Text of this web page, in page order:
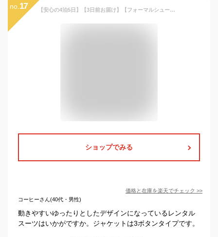
no. 17 【安心の4泊5日】【3日前お届け】【フォーマルシューズ・ベルト】【サイズ展開／ゆったりサイズのE体 140E 150E 160E 170Eサイズ／b-114】ジュニアスーツセット スーツ 卒業式 男の子 男児 男の子スーツ 卒服 小学生 スーツ ジュニア
ショップでみる
価格と在庫を楽天でチェック >>
コーヒーさん(40代・男性)
動きやすいゆったりとしたデザインになっているレンタル
スーツはいかがですか。ジャケットは3ボタンタイプです。